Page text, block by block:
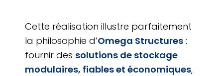
Cette réalisation illustre parfaitement
la philosophie d’Omega Structures :
fournir des solutions de stockage
modulaires, fiables et économiques,